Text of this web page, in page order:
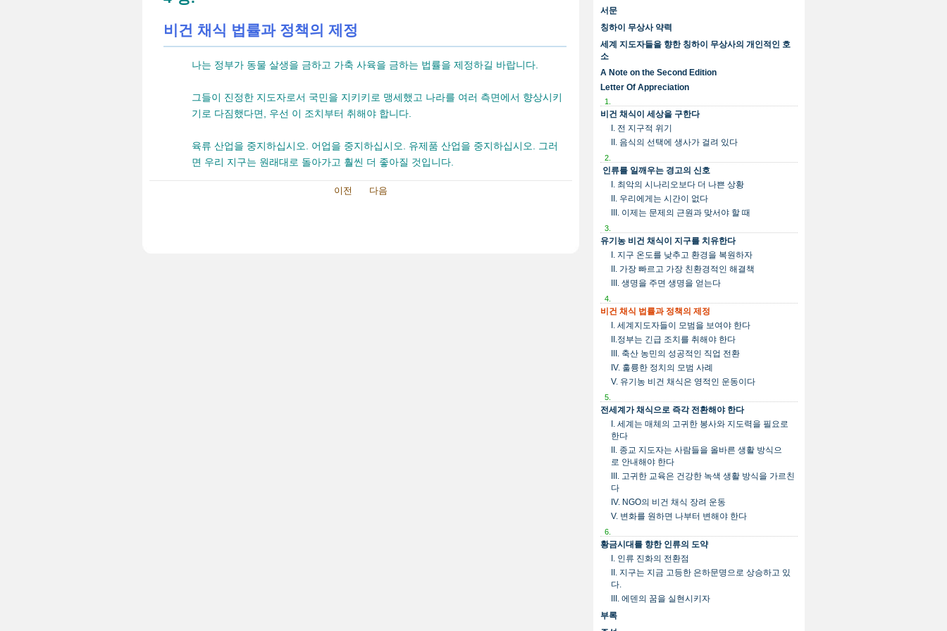
비건 채식 법률과 정책의 제정
나는 정부가 동물 살생을 금하고 가축 사육을 금하는 법률을 제정하길 바랍니다.
그들이 진정한 지도자로서 국민을 지키키로 맹세했고 나라를 여러 측면에서 향상시키
기로 다짐했다면, 우선 이 조치부터 취해야 합니다.
육류 산업을 중지하십시오. 어업을 중지하십시오. 유제품 산업을 중지하십시오. 그러
면 우리 지구는 원래대로 돌아가고 훨씬 더 좋아질 것입니다.
이전 다음
서문
칭하이 무상사 약력
세계 지도자들을 향한 칭하이 무상사의 개인적인 호
소
A Note on the Second Edition
Letter Of Appreciation
1.
비건 채식이 세상을 구한다
I. 전 지구적 위기
II. 음식의 선택에 생사가 걸려 있다
2.
인류를 일깨우는 경고의 신호
I. 최악의 시나리오보다 더 나쁜 상황
II. 우리에게는 시간이 없다
III. 이제는 문제의 근원과 맞서야 할 때
3.
유기농 비건 채식이 지구를 치유한다
I. 지구 온도를 낮추고 환경을 복원하자
II. 가장 빠르고 가장 친환경적인 해결책
III. 생명을 주면 생명을 얻는다
4.
비건 채식 법률과 정책의 제정
I. 세계지도자들이 모범을 보여야 한다
II.정부는 긴급 조치를 취해야 한다
III. 축산 농민의 성공적인 직업 전환
IV. 훌륭한 정치의 모범 사례
V. 유기농 비건 채식은 영적인 운동이다
5.
전세계가 채식으로 즉각 전환해야 한다
I. 세계는 매체의 고귀한 봉사와 지도력을 필요로
한다
II. 종교 지도자는 사람들을 올바른 생활 방식으
로 안내해야 한다
III. 고귀한 교육은 건강한 녹색 생활 방식을 가르친
다
IV. NGO의 비건 채식 장려 운동
V. 변화를 원하면 나부터 변해야 한다
6.
황금시대를 향한 인류의 도약
I. 인류 진화의 전환점
II. 지구는 지금 고등한 은하문명으로 상승하고 있
다.
III. 에덴의 꿈을 실현시키자
부록